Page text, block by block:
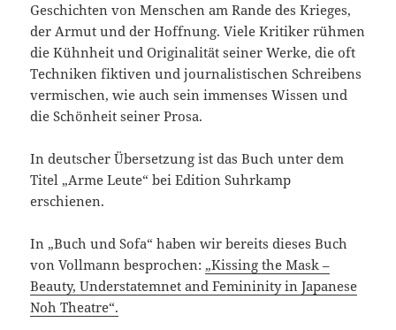
Geschichten von Menschen am Rande des Krieges,
der Armut und der Hoffnung. Viele Kritiker rühmen
die Kühnheit und Originalität seiner Werke, die oft
Techniken fiktiven und journalistischen Schreibens
vermischen, wie auch sein immenses Wissen und
die Schönheit seiner Prosa.
In deutscher Übersetzung ist das Buch unter dem
Titel „Arme Leute“ bei Edition Suhrkamp
erschienen.
In „Buch und Sofa“ haben wir bereits dieses Buch
von Vollmann besprochen: „Kissing the Mask –
Beauty, Understatemnet and Femininity in Japanese
Noh Theatre“.